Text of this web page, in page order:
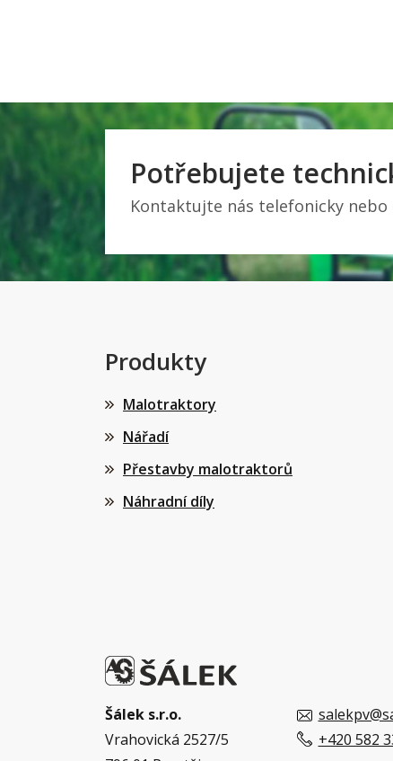
Potřebujete
Kontaktujte nás telefonicky nebo
Produkty
Malotraktory
Nářadí
Přestavby malotraktorů
Náhradní díly
Šálek s.r.o.
Vrahovická 2527/5
+420 582